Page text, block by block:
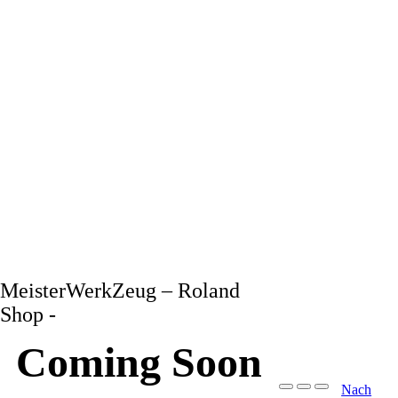
MeisterWerkZeug – Roland
Shop -
Coming Soon
Nach